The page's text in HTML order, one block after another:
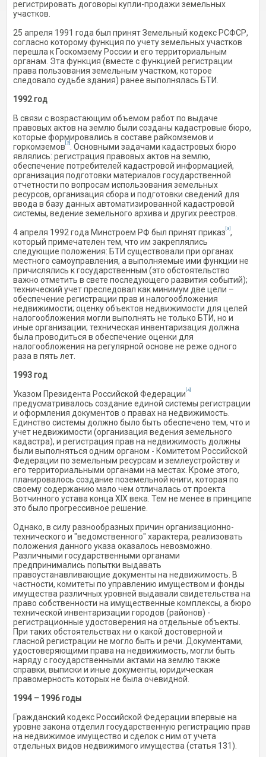
регистрировать договоры купли-продажи земельных
участков.
25 апреля 1991 года был принят Земельный кодекс РСФСР,
согласно которому функция по учету земельных участков
перешла к Госкомзему России и его территориальным
органам. Эта функция (вместе с функцией регистрации
права пользования земельным участком, которое
следовало судьбе здания) ранее выполнялась БТИ.
1992 год
В связи с возрастающим объемом работ по выдаче
правовых актов на землю были созданы кадастровые бюро,
которые формировались в составе райкомземов и
горкомземов [2]
. Основными задачами кадастровых бюро
являлись: регистрация правовых актов на землю,
обеспечение потребителей кадастровой информацией,
организация подготовки материалов государственной
отчетности по вопросам использования земельных
ресурсов, организация сбора и подготовки сведений для
ввода в базу данных автоматизированной кадастровой
системы, ведение земельного архива и других реестров.
4 апреля 1992 года Минстроем РФ был принят приказ [3] ,
который примечателен тем, что им закреплялись
следующие положения: БТИ существовали при органах
местного самоуправления, а выполняемые ими функции не
причислялись к государственным (это обстоятельство
важно отметить в свете последующего развития событий);
технический учет преследовал как минимум две цели –
обеспечение регистрации прав и налогообложения
недвижимости; оценку объектов недвижимости для целей
налогообложения могли выполнять не только БТИ, но и
иные организации; техническая инвентаризация должна
была проводиться в обеспечение оценки для
налогообложения на регулярной основе не реже одного
раза в пять лет.
1993 год
Указом Президента Российской Федерации [4]
предусматривалось создание единой системы регистрации
и оформления документов о правах на недвижимость.
Единство системы должно было быть обеспечено тем, что и
учет недвижимости (организация ведения земельного
кадастра), и регистрация прав на недвижимость должны
были выполняться одним органом - Комитетом Российской
Федерации по земельным ресурсам и землеустройству и
его территориальными органами на местах. Кроме этого,
планировалось создание поземельной книги, которая по
своему содержанию мало чем отличалась от проекта
Вотчинного устава конца XIX века. Тем не менее в принципе
это было прогрессивное решение.
Однако, в силу разнообразных причин организационно-
технического и "ведомственного" характера, реализовать
положения данного указа оказалось невозможно.
Различными государственными органами
предпринимались попытки выдавать
правоустанавливающие документы на недвижимость. В
частности, комитеты по управлению имуществом и фонды
имущества различных уровней выдавали свидетельства на
право собственности на имущественные комплексы, а бюро
технической инвентаризации городов (районов) -
регистрационные удостоверения на отдельные объекты.
При таких обстоятельствах ни о какой достоверной и
гласной регистрации не могло быть и речи. Документами,
удостоверяющими права на недвижимость, могли быть
наряду с государственными актами на землю также
справки, выписки и иные документы, юридическая
правомерность которых не была очевидной.
1994 – 1996 годы
Гражданский кодекс Российской Федерации впервые на
уровне закона отделил государственную регистрацию прав
на недвижимое имущество и сделок с ним от учета
отдельных видов недвижимого имущества (статья 131).